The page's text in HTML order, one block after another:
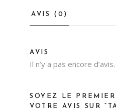
AVIS (0)
AVIS
Il n’y a pas encore d’avis.
SOYEZ LE
VOTRE AVIS SUR